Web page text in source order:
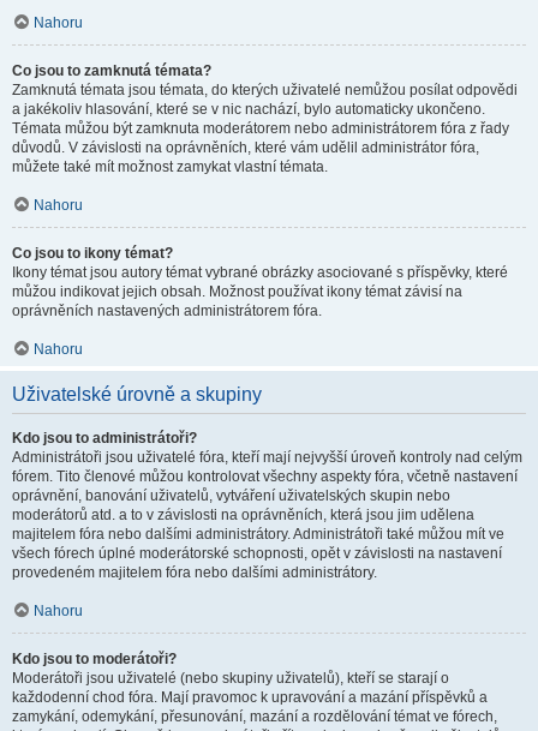
Nahoru
Co jsou to zamknutá témata?
Zamknutá témata jsou témata, do kterých uživatelé nemůžou posílat odpovědi
a jakékoliv hlasování, které se v nic nachází, bylo automaticky ukončeno.
Témata můžou být zamknuta moderátorem nebo administrátorem fóra z řady
důvodů. V závislosti na oprávněních, které vám udělil administrátor fóra,
můžete také mít možnost zamykat vlastní témata.
Nahoru
Co jsou to ikony témat?
Ikony témat jsou autory témat vybrané obrázky asociované s příspěvky, které
můžou indikovat jejich obsah. Možnost používat ikony témat závisí na
oprávněních nastavených administrátorem fóra.
Nahoru
Uživatelské úrovně a skupiny
Kdo jsou to administrátoři?
Administrátoři jsou uživatelé fóra, kteří mají nejvyšší úroveň kontroly nad celým
fórem. Tito členové můžou kontrolovat všechny aspekty fóra, včetně nastavení
oprávnění, banování uživatelů, vytváření uživatelských skupin nebo
moderátorů atd. a to v závislosti na oprávněních, která jsou jim udělena
majitelem fóra nebo dalšími administrátory. Administrátoři také můžou mít ve
všech fórech úplné moderátorské schopnosti, opět v závislosti na nastavení
provedeném majitelem fóra nebo dalšími administrátory.
Nahoru
Kdo jsou to moderátoři?
Moderátoři jsou uživatelé (nebo skupiny uživatelů), kteří se starají o
každodenní chod fóra. Mají pravomoc k upravování a mazání příspěvků a
zamykání, odemykání, přesunování, mazání a rozdělování témat ve fórech,